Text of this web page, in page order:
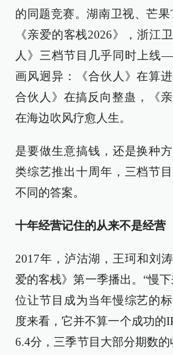
的同题竞赛。湖南卫视、芒果
《亲爱的客栈2026》，浙江
人》三档节目几乎同时上线
画风迥异：《合伙人》在算
合伙人》在搞反向整蛊，《亲
在海边吹风疗愈人生。
是要做生意搞钱，还是换种
类综艺推出十周年，三档节
不同的答案。
十年经营记住的从来不是经营
2017年，泸沽湖，王珂和刘
爱的客栈》第一季播出。“慢
位让节目成为当年慢综艺的
度来看，它并不算一个成功
6.4分，三季节目大部分期数